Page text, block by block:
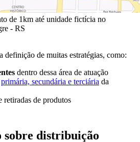
de 1km até unidade fictícia no
- RS
definição de muitas estratégias, como:
dentro dessa área de atuação
primária, secundária e terciária da
retiradas de produtos
sobre distribuição